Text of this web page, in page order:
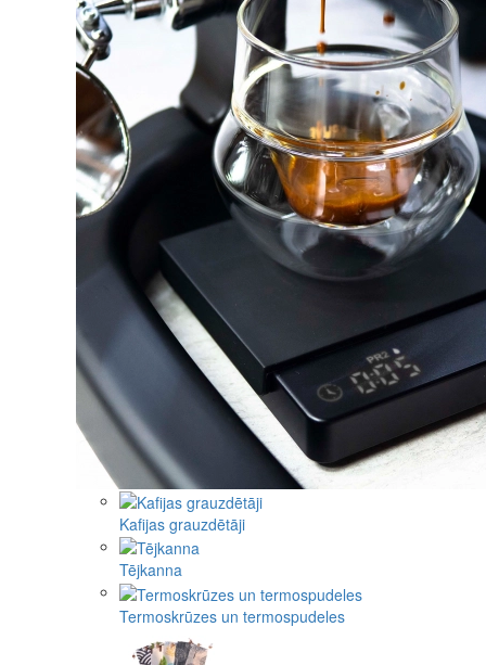
Kafijas grauzdētāji
Tējkanna
Termoskrūzes un termospudeles